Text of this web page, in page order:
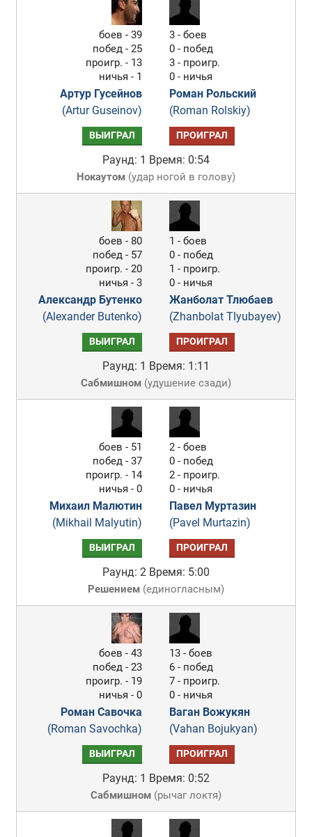
боев - 39
побед - 25
проигр. - 13
ничья - 1
Артур Гусейнов
(Artur Guseinov)
3 - боев
0 - побед
3 - проигр.
0 - ничья
Роман Рольский
(Roman Rolskiy)
ВЫИГРАЛ ПРОИГРАЛ
Раунд: 1 Время: 0:54
Нокаутом(удар ногой в голову)
боев - 80
побед - 57
проигр. - 20
ничья - 3
Александр Бутенко
(Alexander Butenko)
1 - боев
0 - побед
1 - проигр.
0 - ничья
Жанболат Тлюбаев
(Zhanbolat Tlyubayev)
ВЫИГРАЛ ПРОИГРАЛ
Раунд: 1 Время: 1:11
Сабмишном(удушение сзади)
боев - 51
побед - 37
проигр. - 14
ничья - 0
Михаил Малютин
(Mikhail Malyutin)
2 - боев
0 - побед
2 - проигр.
0 - ничья
Павел Муртазин
(Pavel Murtazin)
ВЫИГРАЛ ПРОИГРАЛ
Раунд: 2 Время: 5:00
Решением(единогласным)
боев - 43
побед - 23
проигр. - 19
ничья - 0
Роман Савочка
(Roman Savochka)
13 - боев
6 - побед
7 - проигр.
0 - ничья
Ваган Вожукян
(Vahan Bojukyan)
ВЫИГРАЛ ПРОИГРАЛ
Раунд: 1 Время: 0:52
Сабмишном(рычаг локтя)